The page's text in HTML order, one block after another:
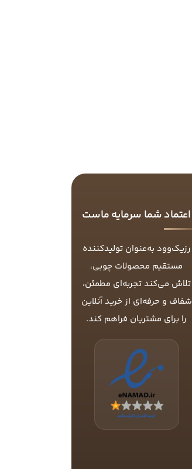
اعتماد شما سرمایه ماست
رزیک‌وود به‌عنوان تولیدکننده
مستقیم محصولات چوبی،
تلاش می‌کند تجربه‌ای مطمئن،
شفاف و حرفه‌ای از خرید آنلاین
را برای مشتریان فراهم کند.